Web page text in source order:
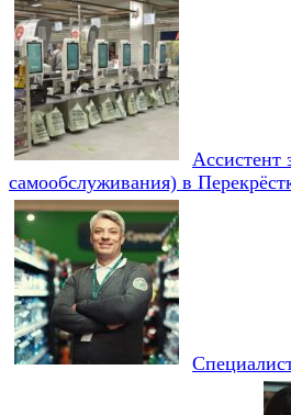
самообслуживания) в